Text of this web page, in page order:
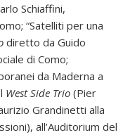
Schiaffini,
“Satelliti per una
diretto da Guido
di Como;
da Maderna a
West Side Trio (Pier
Grandinetti alla
all’Auditorium del